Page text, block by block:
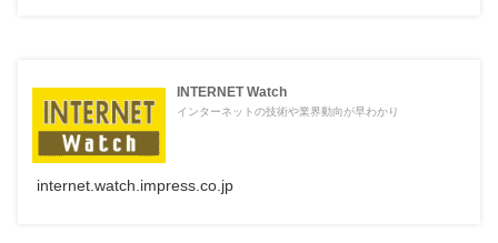
INTERNET Watch
インターネットの技術や業界動向が早わかり
internet.watch.impress.co.jp